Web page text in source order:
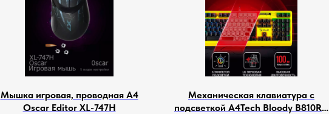
Мышка игровая, проводная A4
Oscar Editor XL-747H
Механическая клавиатура с
подсветкой A4Tech Bloody B810RC